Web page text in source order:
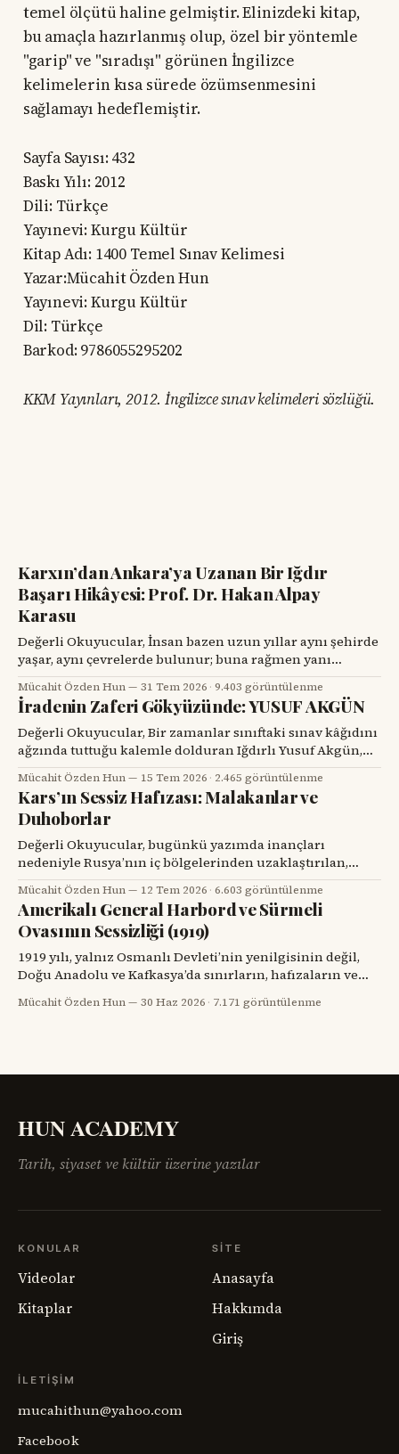
temel ölçütü haline gelmiştir. Elinizdeki kitap,
bu amaçla hazırlanmış olup, özel bir yöntemle
"garip" ve "sıradışı" görünen İngilizce
kelimelerin kısa sürede özümsenmesini
sağlamayı hedeflemiştir.
Sayfa Sayısı: 432
Baskı Yılı: 2012
Dili: Türkçe
Yayınevi: Kurgu Kültür
Kitap Adı: 1400 Temel Sınav Kelimesi
Yazar:Mücahit Özden Hun
Yayınevi: Kurgu Kültür
Dil: Türkçe
Barkod: 9786055295202
KKM Yayınları, 2012. İngilizce sınav kelimeleri sözlüğü.
Karxın’dan Ankara’ya Uzanan Bir Iğdır
Başarı Hikâyesi: Prof. Dr. Hakan Alpay
Karasu
Değerli Okuyucular, İnsan bazen uzun yıllar aynı şehirde
yaşar, aynı çevrelerde bulunur; buna rağmen yanı
başındaki değerli bir hemşehrisini tanımak için bir
tesadüfü beklemek zorunda kalır. Prof. Dr. Hakan Alpay
Karasu’yla tanışmam da böyle oldu. Onu ilk gördüğümde,
karşımdaki kişinin başarılı bir diş hekimi, bilim insanı ve
üniversite yöneticisi
Mücahit Özden Hun 31 Tem 2026 ·9.403 görüntülenme
İradenin Zaferi Gökyüzünde: YUSUF AKGÜN
Değerli Okuyucular, Bir zamanlar sınıftaki sınav kâğıdını
ağzında tuttuğu kalemle dolduran Iğdırlı Yusuf Akgün,
bugün aynı kalemle Türkiye’nin millî muharip uçağı
KAAN’ı çiziyor. Çocuk yuvalarından dünya spor
sahnelerine, resim atölyelerinden TUSAŞ hangarlarına
uzanan bu yol, yalnızca bir başarı hikâyesi değil; insanın
kendi kaderine karşı verdiği büyük mücadelenin adıdır.
Mücahit Özden Hun 15 Tem 2026 · 2.465 görüntülenme
Kars’ın Sessiz Hafızası: Malakanlar ve
Duhoborlar
Değerli Okuyucular, bugünkü yazımda inançları
nedeniyle Rusya’nın iç bölgelerinden uzaklaştırılan,
Kars’ta köyler kurup toprağa kök salan ve tarihin başka
bir döneminde yeniden göç yollarına düşen iki
topluluğun hikâyesini dikkatinize sunacağım. Kars’ın
eski köylerinde kalın taş duvarlı bir eve, ahşap bir
verandaya, artık dönmeyen bir su değirmenine veya
Mücahit Özden Hun 12 Tem 2026 ·6.603 görüntülenme
Amerikalı General Harbord ve Sürmeli
Ovasının Sessizliği (1919)
1919 yılı, yalnız Osmanlı Devleti’nin yenilgisinin değil,
Doğu Anadolu ve Kafkasya’da sınırların, hafızaların ve
görünüyordu; fakat savaşın geride bıraktığı öfke, açlık,
Mücahit Özden Hun 30 Haz 2026 · 7.171 görüntülenme
HUN ACADEMY
Tarih, siyaset ve kültür üzerine yazılar
KONULAR
Videolar
Kitaplar
SITE
Anasayfa
Hakkımda
Giriş
İLETIŞIM
mucahithun@yahoo.com
Facebook